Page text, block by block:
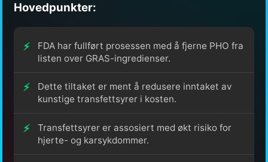
Hovedpunkter:
FDA har fullført prosessen med å fjerne PHO fra
listen over GRAS-ingredienser.
Dette tiltaket er ment å redusere inntaket av
kunstige transfettsyrer i kosten.
Transfettsyrer er assosiert med økt risiko for
hjerte- og karsykdommer.